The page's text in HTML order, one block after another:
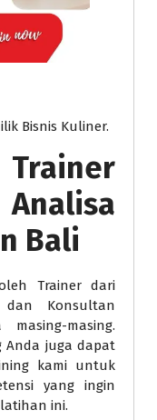
Bisnis Kuliner.
Bali
Trainer dari
dan Konsultan
masing.
Anda juga dapat
kami untuk
yang ingin
ini.